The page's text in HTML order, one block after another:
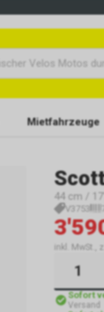
Mietfahrzeuge
44 cm /
V3753
inkl. MwSt.,
Sofort
Versand